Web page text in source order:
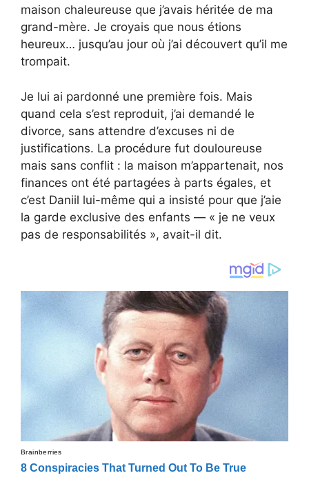
maison chaleureuse que j’avais héritée de ma
grand-mère. Je croyais que nous étions
heureux… jusqu’au jour où j’ai découvert qu’il me
trompait.
Je lui ai pardonné une première fois. Mais
quand cela s’est reproduit, j’ai demandé le
divorce, sans attendre d’excuses ni de
justifications. La procédure fut douloureuse
mais sans conflit : la maison m’appartenait, nos
finances ont été partagées à parts égales, et
c’est Daniil lui-même qui a insisté pour que j’aie
la garde exclusive des enfants — « je ne veux
pas de responsabilités », avait-il dit.